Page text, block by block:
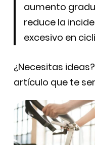
aumento
reduce la
excesivo en
¿Necesitas
artículo que te